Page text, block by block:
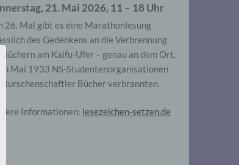
21. Mai 2026, 11 – 18 Uhr
26. Mal gibt es eine Marathonlesung
des Gedenkens an die Verbrennung
Büchern am Kaifu-Ufer – genau an dem Ort,
im Mai 1933 NS-Studentenorganisationen
Burschenschaftler Bücher verbrannten.
Informationen: lesezeichen-setzen.de